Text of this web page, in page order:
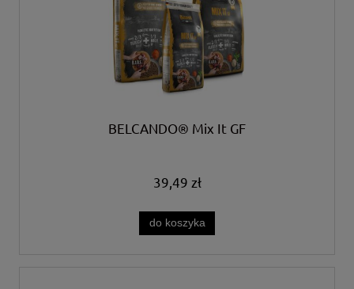
BELCANDO® Mix It GF
39,49 zł
do koszyka